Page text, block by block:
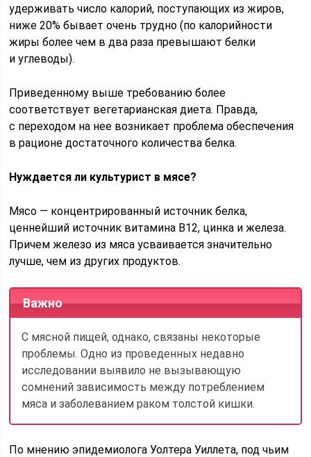
удерживать число калорий, поступающих из жиров,
ниже 20% бывает очень трудно (по калорийности
жиры более чем в два раза превышают белки
и углеводы).
Приведенному выше требованию более
соответствует вегетарианская диета. Правда,
с переходом на нее возникает проблема обеспечения
в рационе достаточного количества белка.
Нуждается ли культурист в мясе?
Мясо — концентрированный источ­ник белка,
ценнейший источник витамина В12, цинка и железа.
Причем железо из мяса усваивается значительно
лучше, чем из других продуктов.
Важно
С мясной пищей, однако, связаны некоторые
проблемы. Одно из проведенных недавно
исследовании выяви­ло не вызывающую
сомнений зависи­мость между потреблением
мяса и заболеванием раком толстой кишки.
По мнению эпидемиолога Уолтера Уиллета, под чьим